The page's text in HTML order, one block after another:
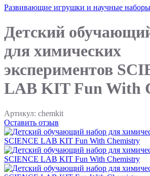
Развивающие игрушки и научные наборы
Детский
для химических
экспериментов
LAB KIT Fun With
Артикул: chemkit
Оставить отзыв